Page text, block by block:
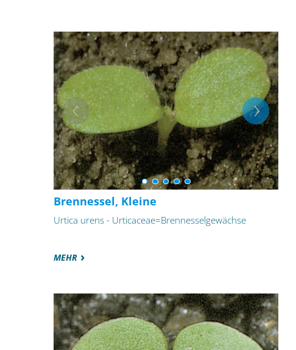
Brennessel, Kleine
Urtica urens - Urticaceae=Brennesselgewächse
MEHR